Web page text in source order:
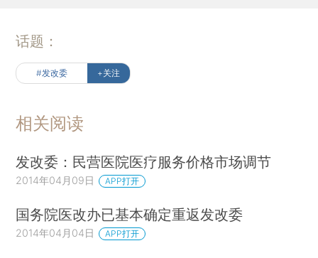
话题：
#发改委 +关注
相关阅读
发改委：民营医院医疗服务价格市场调节
2014年04月09日 APP打开
国务院医改办已基本确定重返发改委
2014年04月04日 APP打开